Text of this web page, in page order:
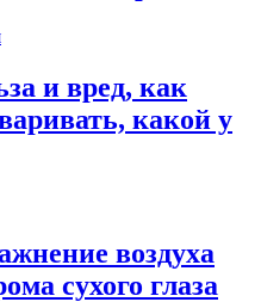
и вред, как
какой у
воздуха
сухого глаза